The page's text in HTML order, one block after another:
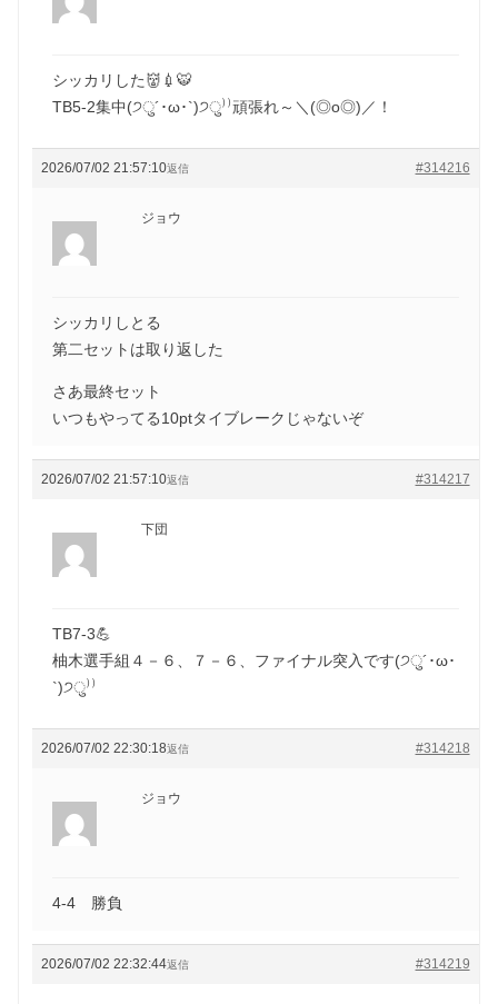
シッカリした👹💉🐯
TB5-2集中(੭ु´･ω･`)੭ु⁾⁾頑張れ～＼(◎o◎)／！
2026/07/02 21:57:10 #314216
返信
ジョウ
シッカリしとる
第二セットは取り返した
さあ最終セット
いつもやってる10ptタイブレークじゃないぞ
2026/07/02 21:57:10 #314217
返信
下団
TB7-3💪
柚木選手組４－６、７－６、ファイナル突入です(੭ु´･ω･
`)੭ु⁾⁾
2026/07/02 22:30:18 #314218
返信
ジョウ
4-4 勝負
2026/07/02 22:32:44 #314219
返信